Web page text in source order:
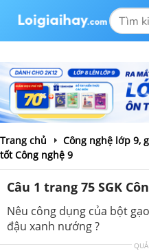
Trang chủ
Công nghệ lớp 9,
tốt Công nghệ 9
Câu 1 trang 75 SGK
Nêu công dụng của bột
đậu xanh nướng ?